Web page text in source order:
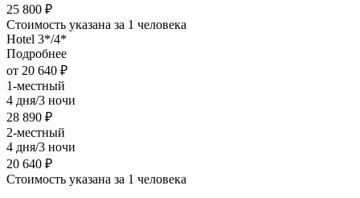
25 800 ₽
Стоимость указана за 1 человека
Hotel 3*/4*
Подробнее
от 20 640 ₽
1-местный
4 дня/3 ночи
28 890 ₽
2-местный
4 дня/3 ночи
20 640 ₽
Стоимость указана за 1 человека